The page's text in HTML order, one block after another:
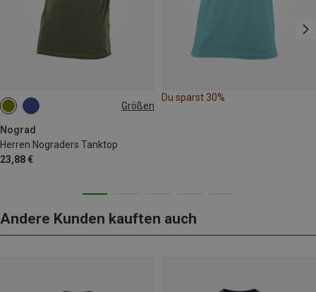
Größen
Nograd
Herren Nograders Tanktop
23,88 €
S
Du sparst 30%
Andere Kunden kauften auch